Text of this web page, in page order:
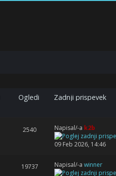
Ogledi Zadnji prispevek
2540 Napisal/-a k2b
09 Feb 2026, 14:46
19737 Napisal/-awinner